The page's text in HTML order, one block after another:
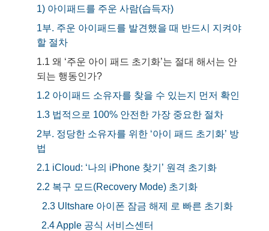
1) 아이패드를 주운 사람(습득자)
1부. 주운 아이패드를 발견했을 때 반드시 지켜야
할 절차
1.1 왜 ‘주운 아이 패드 초기화’는 절대 해서는 안
되는 행동인가?
1.2 아이패드 소유자를 찾을 수 있는지 먼저 확인
1.3 법적으로 100% 안전한 가장 중요한 절차
2부. 정당한 소유자를 위한 ‘아이 패드 초기화’ 방
법
2.1 iCloud: ‘나의 iPhone 찾기’ 원격 초기화
2.2 복구 모드(Recovery Mode) 초기화
2.3 Ultshare 아이폰 잠금 해제 로 빠른 초기화
2.4 Apple 공식 서비스센터